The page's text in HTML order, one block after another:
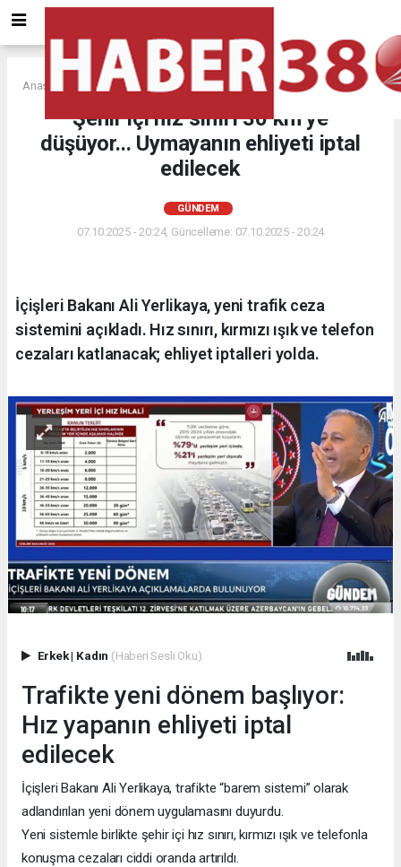
Anasayfa GÜNDEM
Şehir içi hız sınırı 30 km’ye
düşüyor... Uymayanın ehliyeti iptal
edilecek
GÜNDEM
07.10.2025 - 20:24, Güncelleme: 07.10.2025 - 20:24
İçişleri Bakanı Ali Yerlikaya, yeni trafik ceza
sistemini açıkladı. Hız sınırı, kırmızı ışık ve telefon
cezaları katlanacak; ehliyet iptalleri yolda.
Erkek| Kadın (Haberi Sesli Oku)
Trafikte yeni dönem başlıyor:
Hız yapanın ehliyeti iptal
edilecek
İçişleri Bakanı Ali Yerlikaya, trafikte “barem sistemi” olarak
adlandırılan yeni dönem uygulamasını duyurdu.
Yeni sistemle birlikte şehir içi hız sınırı, kırmızı ışık ve telefonla
konuşma cezaları ciddi oranda artırıldı.